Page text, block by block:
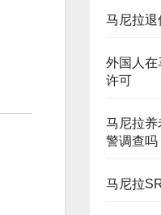
马尼拉退
外国人
许可
马尼拉养
警调查吗
马尼拉